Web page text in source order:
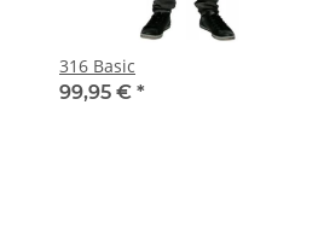
316 Basic
99,95 € *